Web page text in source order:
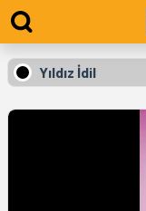
Yıldız İdil